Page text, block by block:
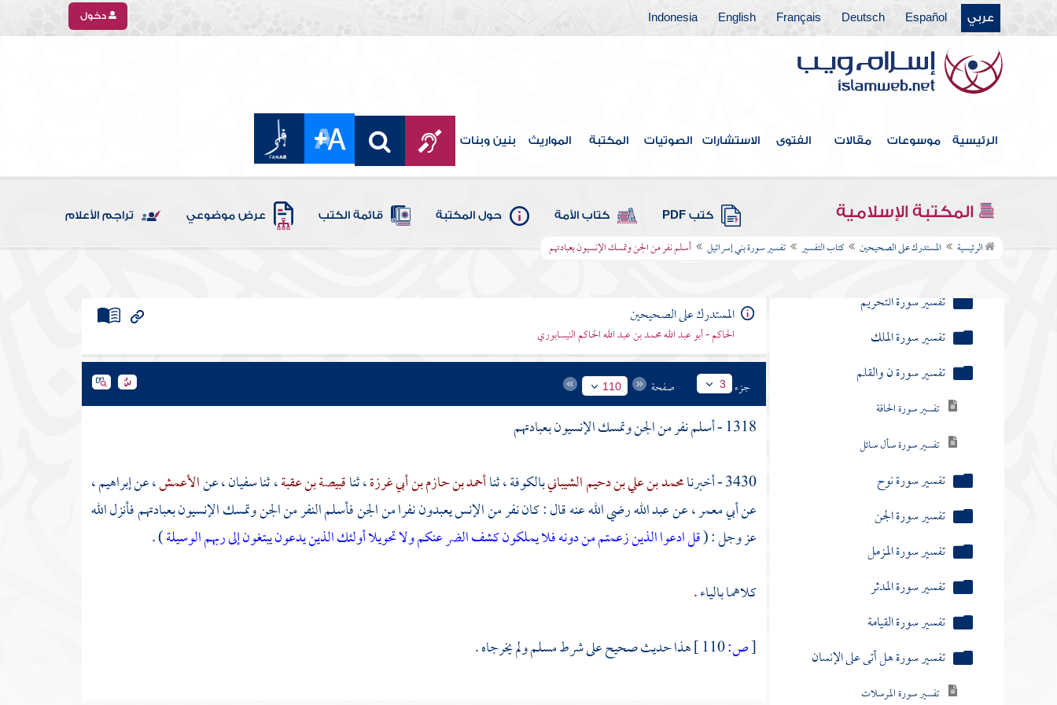
عربي Español
Deutsch
Français
English
Indonesia دخول
الرئيسية موسوعات مقالات الفتوى الاستشارات الصوتيات المكتبة المواريث بنين وبنات
المكتبة الإسلامية كتب PDF كتاب الأمة حول المكتبة قائمة الكتب عرض موضوعي تراجم الأعلام
الرئيسية المستدرك على الصحيحين كتاب التفسير تفسير سورة بني إسرائيل أسلم نفر من الجن وتمسك الإنسيون بعبادتهم
تفسير سورة التغابن
تفسير سورة الطلاق
تفسير سورة التحريم
تفسير سورة ن والقلم
تفسير سورة سأل سائل
تفسير سورة نوح
تفسير سورة الجن
تفسير سورة المزمل
تفسير سورة المدثر
تفسير سورة القيامة
تفسير سورة هل أتى على الإنسان
تفسير سورة المرسلات
تفسير سورة عم يتساءلون
تفسير سورة النازعات
تفسير سورة عبس وتولى
تفسير سورة إذا الشمس كورت
تفسير سورة إذا السماء انفطرت
تفسير سورة المطففين
المستدرك على الصحيحين
الحاكم - أبو عبد الله محمد بن عبد الله الحاكم النيسابوري
جزء 3 صفحة 110
1318 - أسلم نفر من الجن وتمسك الإنسيون بعبادتهم
3430 - أخبرنا
محمد بن علي بن دحيم الشيبانيبالكوفة، ثناأحمد بن حازم بن أبي غرزة، ثناقبيصة بن عقبة، ثناسفيان، عنالأعمش، عنإبراهيم،
عنأبي معمر، عنعبد اللهرضي الله عنه قال : كان نفر من الإنس يعبدون نفرا من الجن فأسلم النفر من الجن وتمسك الإنسيون بعبادتهم فأنزل الله
عز وجل : (قل ادعوا الذين زعمتم من دونه فلا يملكون كشف الضر عنكم ولا تحويلاأولئك الذين يدعون يبتغون إلى ربهم الوسيلة) .
كلاهما بالياء .
[ص: هذا حديث صحيح على شرطمسلمولم يخرجاه .